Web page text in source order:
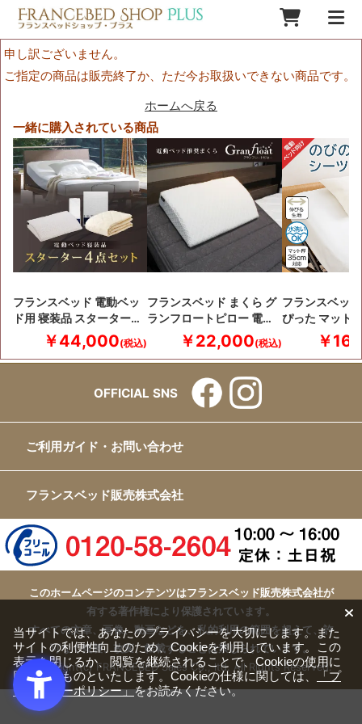
申し訳ございません。
ご指定の商品は販売終了か、ただ今お取扱いできない商品です。
ホームへ戻る
一緒に購入されている商品
フランスベッド 電動ベッ
ド用 寝装品 スターター…
￥44,000
フランスベッド まくら グ
ランフロートピロー 電…
￥22,000
フランスベッ
ぴった マット
￥
OFFICIAL SNS
ご利用ガイド・お問い合わせ
フランスベッド販売株式会社
このホームページのコンテンツはフランスベッド販売株式会社が
有する著作権により保護されています。
すべての文章、画像、動画などを、私的利用の範囲を超えて、許
可なく複製、改変、転載することは禁じられています。
Copyright(c) FRANCEBED Sales Co., ltd. All Rights Reserved.
当サイトでは、あなたのプライバシーを大切にします。また
サイトの利便性向上のため、Cookieを利用しています。この
表示を閉じるか、閲覧を継続されることで、Cookieの使用に
同意するものといたします。Cookieの仕様に関しては、
「プ
ライバシーポリシー」をお読みください。